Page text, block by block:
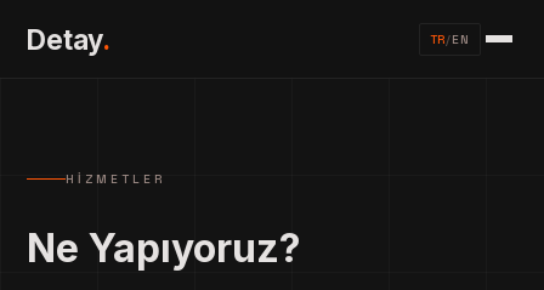
Detay. TR/EN
HIZMETLER
Ne Yapıyoruz?